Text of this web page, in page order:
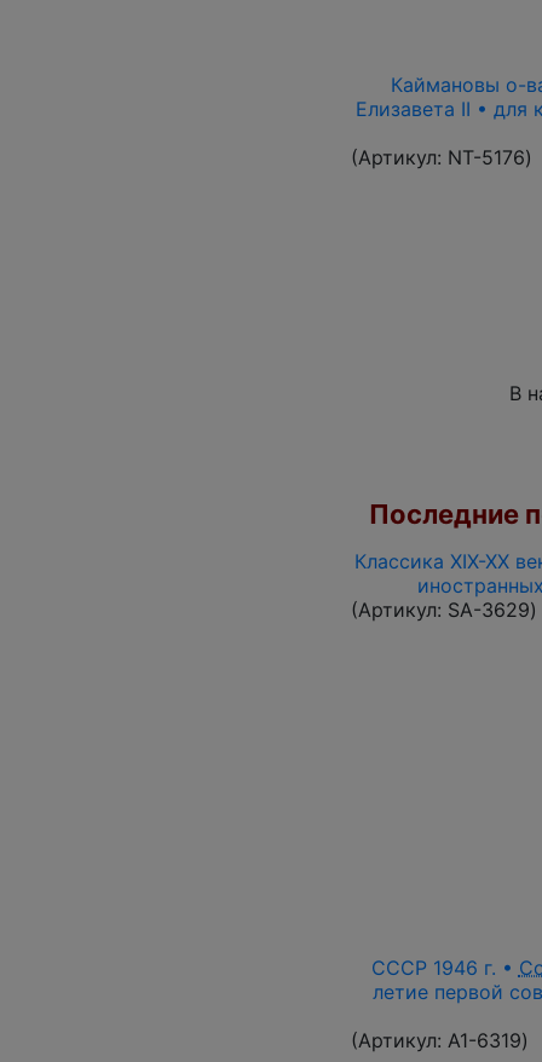
Каймановы о-
Елизавета II • для
(Артикул: NT-5176)
В
Последние
Классика XIX-XX
(Артикул: SA-3629)
СССР 1946 г. •
летие первой
(Артикул: A1-6319)